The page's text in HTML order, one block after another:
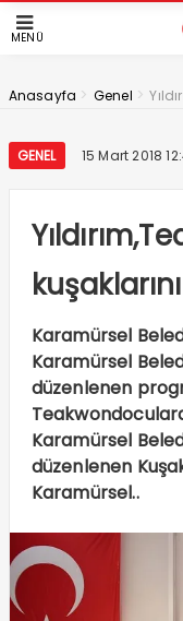
MENÜ
Anasayfa > Genel >
GENEL 15 Mart 2018
Karamürsel
Karamürsel
düzenlenen
Karamürsel
düzenlenen
Karamürsel..